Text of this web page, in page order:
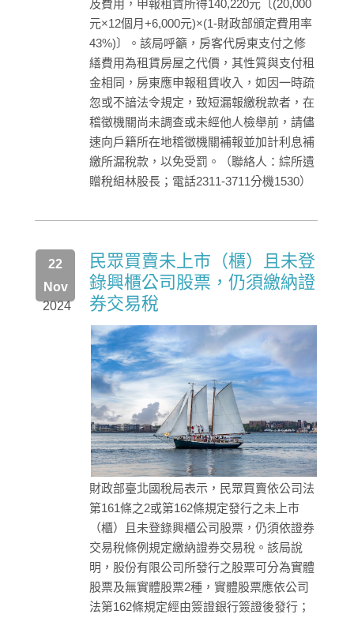
及費用，申報租賃所得140,220元〔(20,000
元×12個月+6,000元)×(1-財政部頒定費用率
43%)〕。該局呼籲，房客代房東支付之修
繕費用為租賃房屋之代價，其性質與支付租
金相同，房東應申報租賃收入，如因一時疏
忽或不諳法令規定，致短漏報繳稅款者，在
稽徵機關尚未調查或未經他人檢舉前，請儘
速向戶籍所在地稽徵機關補報並加計利息補
繳所漏稅款，以免受罰。（聯絡人：綜所遺
贈稅組林股長；電話2311-3711分機1530）
2024
22
Nov
民眾買賣未上市（櫃）且未登
錄興櫃公司股票，仍須繳納證
券交易稅
財政部臺北國稅局表示，民眾買賣依公司法
第161條之2或第162條規定發行之未上市
（櫃）且未登錄興櫃公司股票，仍須依證券
交易稅條例規定繳納證券交易稅。該局說
明，股份有限公司所發行之股票可分為實體
股票及無實體股票2種，實體股票應依公司
法第162條規定經由簽證銀行簽證後發行；